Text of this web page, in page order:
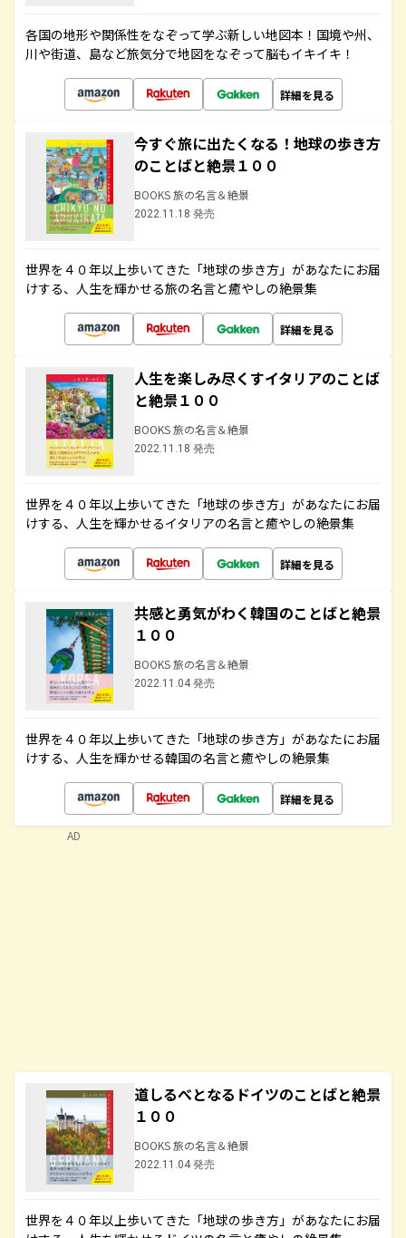
各国の地形や関係性をなぞって学ぶ新しい地図本！国境や州、
川や街道、島など旅気分で地図をなぞって脳もイキイキ！
詳細を見る
今すぐ旅に出たくなる！地球の歩き方
のことばと絶景１００
BOOKS 旅の名言＆絶景
2022.11.18 発売
世界を４０年以上歩いてきた「地球の歩き方」があなたにお届
けする、人生を輝かせる旅の名言と癒やしの絶景集
詳細を見る
人生を楽しみ尽くすイタリアのことば
と絶景１００
BOOKS 旅の名言＆絶景
2022.11.18 発売
世界を４０年以上歩いてきた「地球の歩き方」があなたにお届
けする、人生を輝かせるイタリアの名言と癒やしの絶景集
詳細を見る
共感と勇気がわく韓国のことばと絶景
１００
BOOKS 旅の名言＆絶景
2022.11.04 発売
世界を４０年以上歩いてきた「地球の歩き方」があなたにお届
けする、人生を輝かせる韓国の名言と癒やしの絶景集
詳細を見る
道しるべとなるドイツのことばと絶景
１００
BOOKS 旅の名言＆絶景
2022.11.04 発売
世界を４０年以上歩いてきた「地球の歩き方」があなたにお届
AD